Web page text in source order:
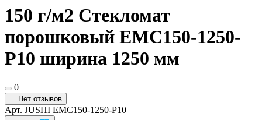
150 г/м2 Стекломат
порошковый EMC150-1250-
P10 ширина 1250 мм
0
Нет отзывов
Арт. JUSHI EMC150-1250-P10